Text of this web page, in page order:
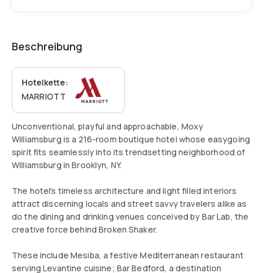
Beschreibung
Hotelkette:
MARRIOTT
Unconventional, playful and approachable, Moxy
Williamsburg is a 216-room boutique hotel whose easygoing
spirit fits seamlessly into its trendsetting neighborhood of
Williamsburg in Brooklyn, NY.
The hotel’s timeless architecture and light filled interiors
attract discerning locals and street savvy travelers alike as
do the dining and drinking venues conceived by Bar Lab, the
creative force behind Broken Shaker.
These include Mesiba, a festive Mediterranean restaurant
serving Levantine cuisine; Bar Bedford, a destination